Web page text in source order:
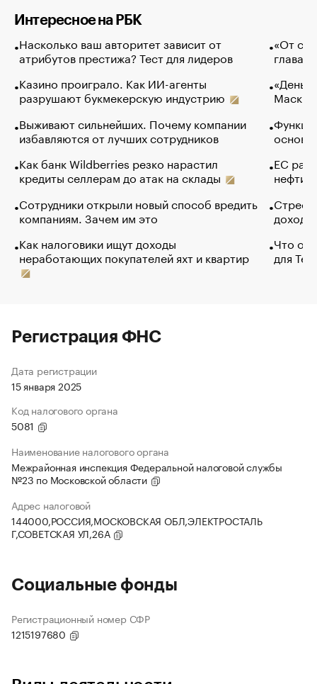
Интересное на РБК
Насколько ваш авторитет зависит от
атрибутов престижа? Тест для лидеров
Казино проиграло. Как ИИ-агенты
разрушают букмекерскую индустрию
Выживают сильнейших. Почему компании
избавляются от лучших сотрудников
Как банк Wildberries резко нарастил
кредиты селлерам до атак на склады
Сотрудники открыли новый способ вредить
компаниям. Зачем им это
Как налоговики ищут доходы
неработающих покупателей яхт и квартир
«От
глава
Маск в
основ
ЕС
нефти
Что
для
Регистрация ФНС
Дата регистрации
15 января 2025
Код налогового органа
5081
Наименование налогового органа
Межрайонная инспекция Федеральной налоговой службы
№23 по Московской области
Адрес налоговой
144000,РОССИЯ,МОСКОВСКАЯ ОБЛ,ЭЛЕКТРОСТАЛЬ
Г,СОВЕТСКАЯ УЛ,26А
Социальные фонды
Регистрационный номер СФР
1215197680